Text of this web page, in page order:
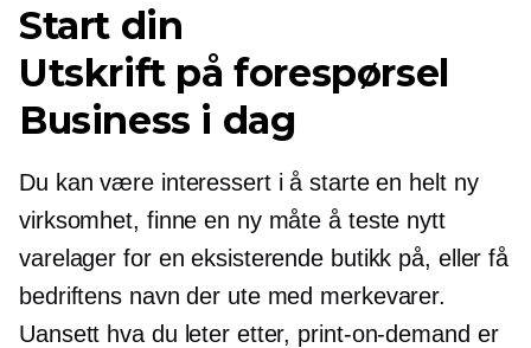
Start din
Utskrift på forespørsel
Business i dag
Du kan være interessert i å starte en helt ny
virksomhet, finne en ny måte å teste nytt
varelager for en eksisterende butikk på, eller få
bedriftens navn der ute med merkevarer.
Uansett hva du leter etter, print-on-demand er